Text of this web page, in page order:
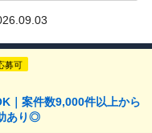
募可
｜案件数9,000件以上から
あり◎